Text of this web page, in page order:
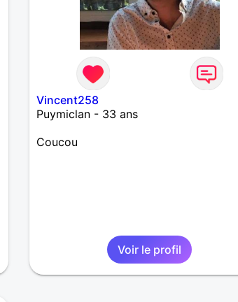
Vincent258
Puymiclan - 33 ans
Coucou
Voir le profil